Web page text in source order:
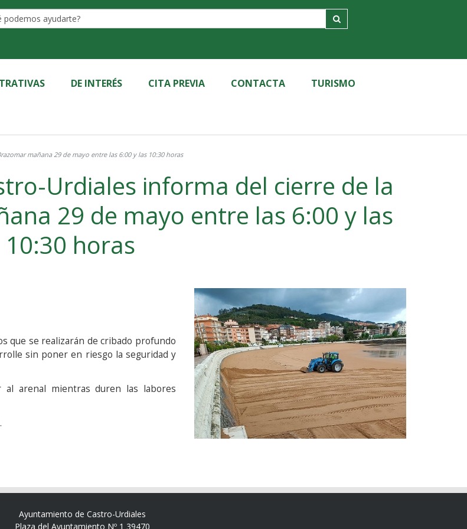
DE INTERÉS CITA PREVIA CONTACTA TURISMO
El Ayuntamiento de Castro-Urdiales informa del cierre de la playa de Brazomar mañana 29 de mayo entre las 6:00 y las 10:30 horas
Urdiales informa del cierre de la
de mayo entre las 6:00 y las
10:30 horas
que se realizarán de cribado profundo
sin poner en riesgo la seguridad y
al arenal mientras duren las labores
Ayuntamiento de Castro-Urdiales
Plaza del Ayuntamiento Nº 1 39470